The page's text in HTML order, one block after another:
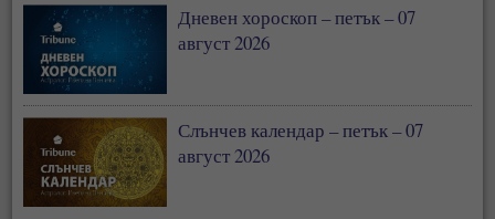
Дневен хороскоп – петък – 07
август 2026
Слънчев календар – петък – 07
август 2026